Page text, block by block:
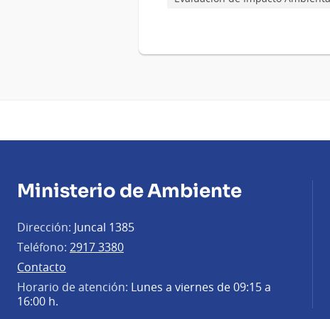
Ministerio de Ambiente
Dirección: Juncal 1385
Teléfono: 2917 3380
Contacto
Horario de atención: Lunes a viernes de 09:15 a
16:00 h.